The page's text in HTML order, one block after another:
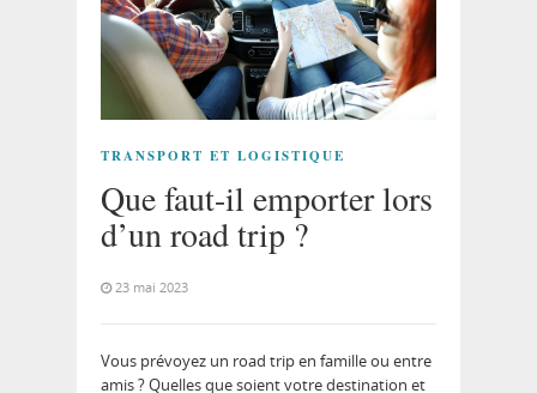
TRANSPORT ET LOGISTIQUE
Que faut-il emporter lors
d’un road trip ?
23 mai 2023
Vous prévoyez un road trip en famille ou entre
amis ? Quelles que soient votre destination et